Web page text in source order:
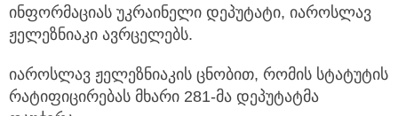
ინფორმაციას უკრაინელი დეპუტატი, იაროსლავ
ჟელეზნიაკი ავრცელებს.
იაროსლავ ჟელეზნიაკის ცნობით, რომის სტატუტის
რატიფიცირებას მხარი 281-მა დეპუტატმა